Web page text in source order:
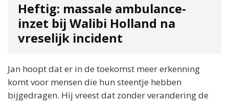
Heftig: massale ambulance-
inzet bij Walibi Holland na
vreselijk incident
Jan hoopt dat er in de toekomst meer erkenning
komt voor mensen die hun steentje hebben
bijgedragen. Hij vreest dat zonder verandering de